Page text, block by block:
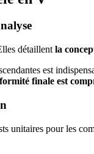
détaillent la
est
finale est
unitaires pour les